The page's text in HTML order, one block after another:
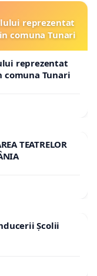
reprezentat
comuna Tunari
reprezentat
comuna Tunari
TEATRELOR
Școlii